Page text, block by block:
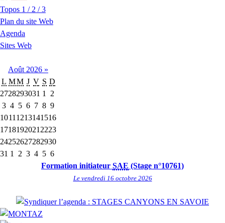
Topos 1 / 2 / 3
Plan du site Web
Agenda
Sites Web
Août 2026 »
L MM J V S D
2728293031 1
2
3 4 5 6 7 8 9
1011 1213141516
1718192021 2223
24252627282930
31 1 2 3 4 5 6
Formation initiateur SAE (Stage n°10761)
Le vendredi 16 octobre 2026